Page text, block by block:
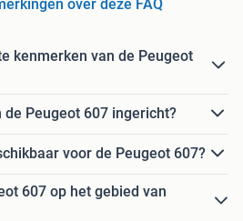
over deze FAQ
kenmerken van de Peugeot
Peugeot 607 ingericht?
voor de Peugeot 607?
607 op het gebied van